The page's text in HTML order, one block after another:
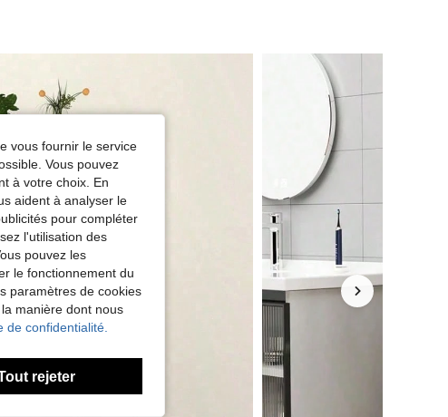
vous fournir le service
Vous pouvez
à votre choix. En
aident à analyser le
pour compléter
l'utilisation des
pouvez les
le fonctionnement du
paramètres de cookies
manière dont nous
de confidentialité.
rejeter